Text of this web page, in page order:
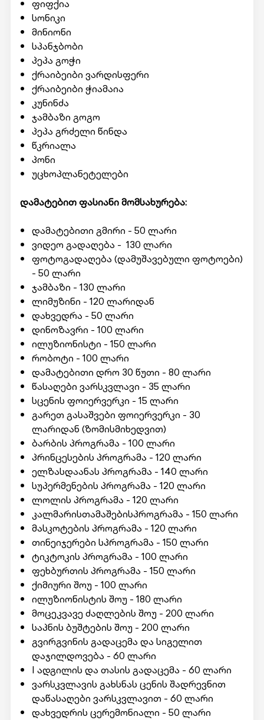
ფიფქია
სონიკი
მინიონი
სპანჯბობი
პეპა გოჭი
ქრაიბეიბი ვარდისფერი
ქრაიბეიბი ჭიამაია
კუნინძა
ჯამბაზი გოგო
პეპა გრძელი წინდა
წკრიალა
პონი
უცხოპლანეტელები
დამატებით ფასიანი მომსახურება:
დამატებითი გმირი - 50 ლარი
ვიდეო გადაღება - 130 ლარი
ფოტოგადაღება (დამუშავებული ფოტოები)
- 50 ლარი
ჯამბაზი - 130 ლარი
ლიმუზინი - 120 ლარიდან
დახვედრა - 50 ლარი
დინოზავრი - 100 ლარი
ილუზიონისტი - 150 ლარი
რობოტი - 100 ლარი
დამატებითი დრო 30 წუთი - 80 ლარი
წასაღები ვარსკვლავი - 35 ლარი
სცენის ფოიერვერკი - 15 ლარი
გარეთ გასაშვები ფოიერვერკი - 30
ლარიდან (ზომისმიხედვით)
ბარბის პროგრამა - 100 ლარი
პრინცესების პროგრამა - 120 ლარი
ელზასდაანას პროგრამა - 140 ლარი
სუპერმენების პროგრამა - 120 ლარი
ლოლის პროგრამა - 120 ლარი
კალმარისთამაშებისპროგრამა - 150 ლარი
მასკოტების პროგრამა - 120 ლარი
თინეიჯერები სპროგრამა - 150 ლარი
ტიკტოკის პროგრამა - 100 ლარი
ფეხბურთის პროგრამა - 150 ლარი
ქიმიური შოუ - 100 ლარი
ილუზიონისტის შოუ - 180 ლარი
მოცეკვავე ძაღლების შოუ - 200 ლარი
საპნის ბუშტების შოუ - 200 ლარი
გვირგვინის გადაცემა და სიგელით
დაჯილდოვება - 60 ლარი
I ადგილის და თასის გადაცემა - 60 ლარი
ვარსკვლავის გახსნას ცენის შადრევნით
დაწასაღები ვარსკვლავით - 60 ლარი
დახვედრის ცერემონიალი - 50 ლარი